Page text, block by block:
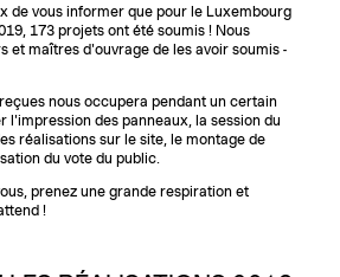
de vous informer que pour le Luxembourg
173 projets ont été soumis ! Nous
et maîtres d'ouvrage de les avoir soumis -
nous occupera pendant un certain
l'impression des panneaux, la session du
réalisations sur le site, le montage de
du vote du public.
prenez une grande respiration et
!